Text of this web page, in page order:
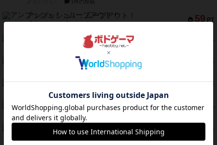
1件の投稿
59 PT
アンブッシュ！：ムーブアウト！
紹介文あり 1件の投稿
PT
キャプテン・フリップ：イスラ・ボンバ
2件の投稿
PT
ガルフストライク
1件の投稿
45 PT
エコーズ・オブ・タイム
45 PT
スカルキング
紹介文あり 12件の投稿
PT
紹介文あり 1件の投稿